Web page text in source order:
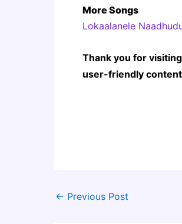
More Songs
Lokaalanele
Thank you for
user-friendly
← Previous Post